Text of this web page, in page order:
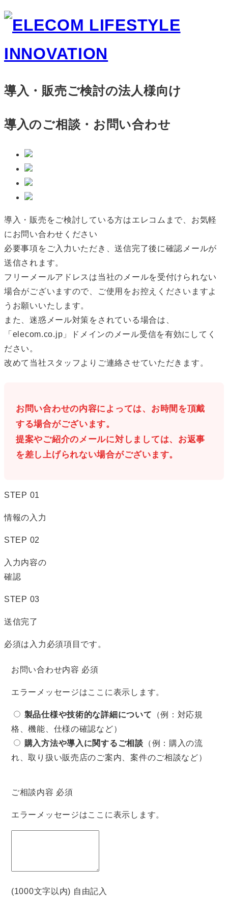
導入・販売ご検討の法人様向け
導入のご相談・お問い合わせ
導入・販売をご検討している方はエレコムまで、お気軽
にお問い合わせください
必要事項をご入力いただき、送信完了後に確認メールが
送信されます。
フリーメールアドレスは当社のメールを受付けられない
場合がございますので、ご使用をお控えくださいますよ
うお願いいたします。
また、迷惑メール対策をされている場合は、
「elecom.co.jp」ドメインのメール受信を有効にしてく
ださい。
改めて当社スタッフよりご連絡させていただきます。
お問い合わせの内容によっては、お時間を頂戴
する場合がございます。
提案やご紹介のメールに対しましては、お返事
を差し上げられない場合がございます。
STEP 01
情報の入力
STEP 02
入力内容の
確認
STEP 03
送信完了
必須は入力必須項目です。
お問い合わせ内容 必須
エラーメッセージはここに表示します。
製品仕様や技術的な詳細について （例：対応規
格、機能、仕様の確認など）
購入方法や導入に関するご相談 （例：購入の流
れ、取り扱い販売店のご案内、案件のご相談など）
ご相談内容 必須
エラーメッセージはここに表示します。
(1000文字以内) 自由記入